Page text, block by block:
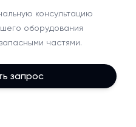
консультацию
оборудования
частями.
запрос